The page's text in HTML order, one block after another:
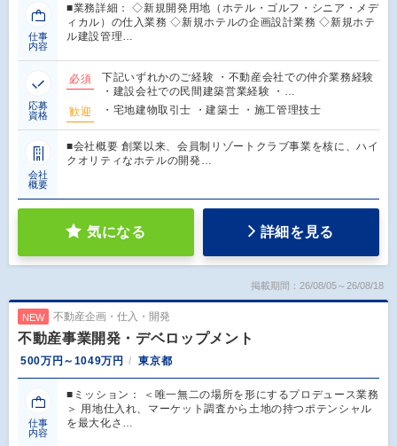
仕事
内容
■業務詳細： ◇新規開発用地（ホテル・ゴルフ・シニア・メデ
ィカル）の仕入業務 ◇新規ホテルの企画設計業務 ◇新規ホテ
ル建設管理…
応募
資格
必須
下記いずれかのご経験 ・不動産会社での仲介業務経験
・建設会社での民間建築営業経験 ・…
歓迎
・宅地建物取引士 ・建築士 ・施工管理技士
会社
概要
■会社概要 創業以来、会員制リゾートクラブ事業を核に、ハイ
クオリティなホテルの開発…
気になる 詳細を見る
掲載期間：26/08/05～26/08/18
NEW 不動産企画・仕入・開発
不動産事業開発・デベロップメント
500万円～1049万円 東京都
仕事
内容
■ミッション： ＜唯一無二の場所を形にするプロデュース業務
＞ 用地仕入れ、マーケット調査から土地の持つポテンシャル
を最大化さ…